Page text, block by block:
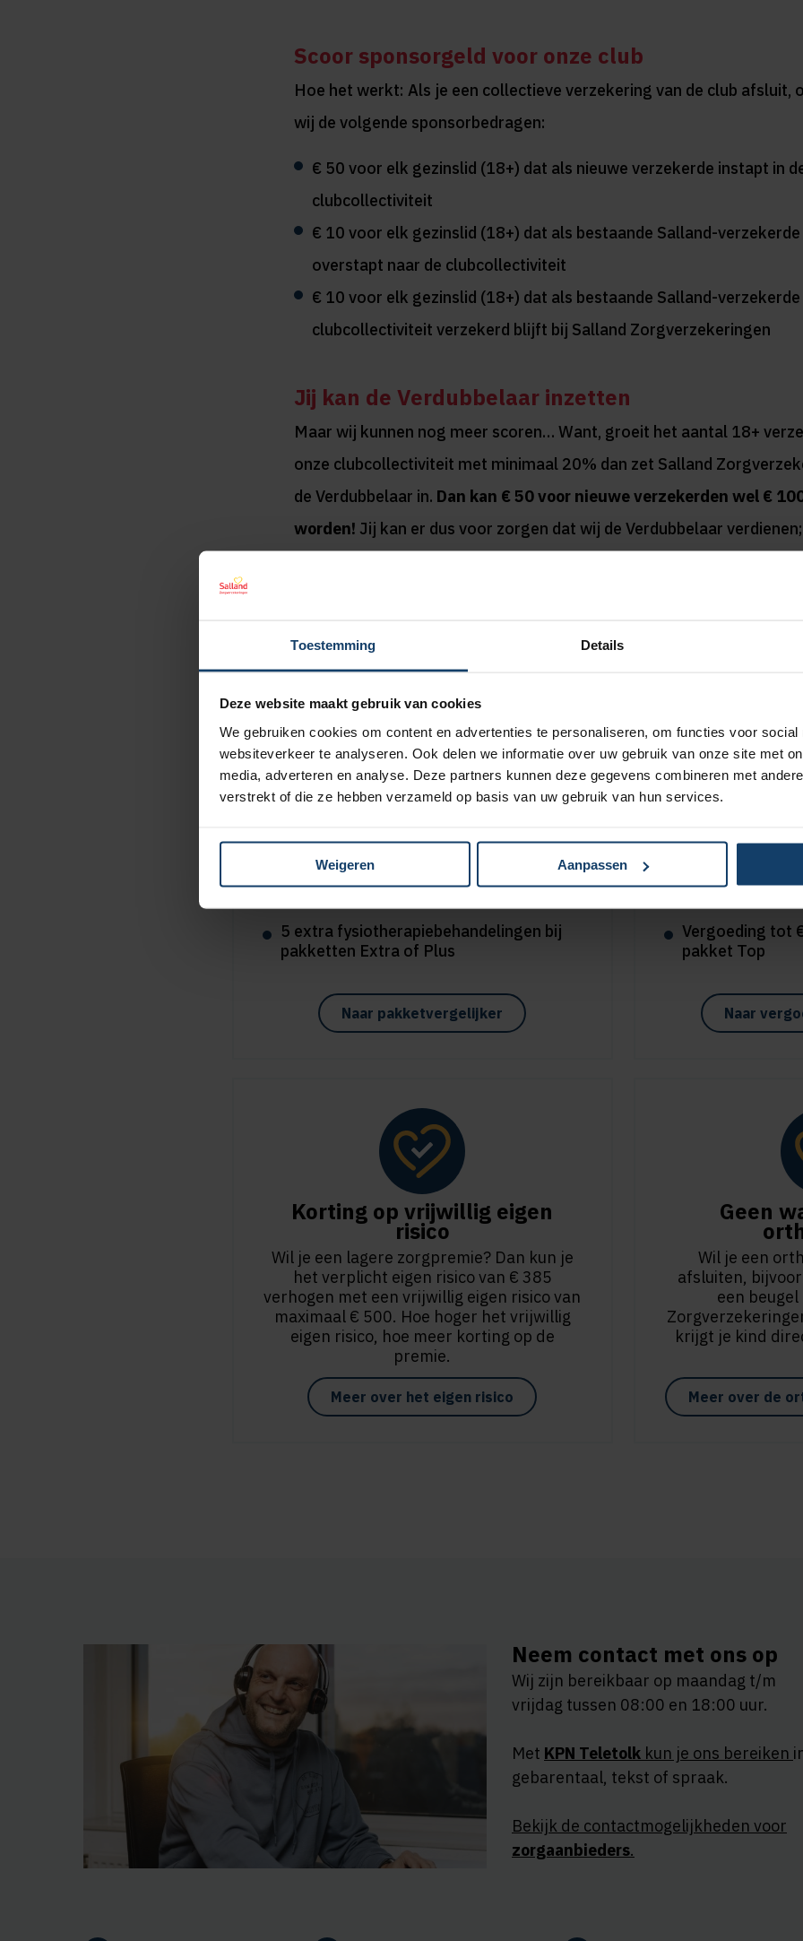
Toestemming Details
Deze website maakt gebruik van cookies
We gebruiken cookies om content en advertenties te personaliseren, om functies voor social
websiteverkeer te analyseren. Ook delen we informatie over uw gebruik van onze site met
media, adverteren en analyse. Deze partners kunnen deze gegevens combineren met
verstrekt of die ze hebben verzameld op basis van uw gebruik van hun services.
Weigeren Aanpassen
Scoor sponsorgeld voor onze club
Hoe het werkt: Als je een collectieve verzekering van de club afsluit,
wij de volgende sponsorbedragen:
€ 50 voor elk gezinslid (18+) dat als nieuwe verzekerde instapt in
clubcollectiviteit
€ 10 voor elk gezinslid (18+) dat als bestaande Salland-verzekerde
overstapt naar de clubcollectiviteit
€ 10 voor elk gezinslid (18+) dat als bestaande Salland-verzekerde
clubcollectiviteit verzekerd blijft bij Salland Zorgverzekeringen
Jij kan de Verdubbelaar inzetten
Maar wij kunnen nog meer scoren… Want, groeit het aantal 18+
onze clubcollectiviteit met minimaal 20% dan zet Salland
de Verdubbelaar in. Dan kan € 50 voor nieuwe verzekerden wel €
worden! Jij kan er dus voor zorgen dat wij de Verdubbelaar
8% korting op alle aanvullende en
5 extra fysiotherapiebehandelingen bij
pakketten Extra of Plus
Naar pakketvergelijker
Vergoeding tot
pakket Top
Naar
Korting op vrijwillig eigen
risico
Wil je een lagere zorgpremie? Dan kun je
het verplicht eigen risico van € 385
verhogen met een vrijwillig eigen risico van
maximaal € 500. Hoe hoger het vrijwillig
eigen risico, hoe meer korting op de
premie.
Meer over het eigen risico
Geen
Wil je een
afsluiten,
een
krijgt je kind
Meer over de
Neem contact met ons op
Wij zijn bereikbaar op maandag t/m
vrijdag tussen 08:00 en 18:00 uur.
Met KPN Teletolk kun je ons bereiken
gebarentaal, tekst of spraak.
Bekijk de contactmogelijkheden voor
zorgaanbieders.